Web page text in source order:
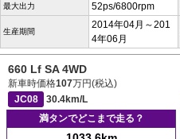
最大出力 52ps/6800rpm
生産期間
2014年04月～201
4年06月
660 Lf SA 4WD
新車時価格107万円(税込)
JC08
30.4km/L
満タンでどこまで走る？